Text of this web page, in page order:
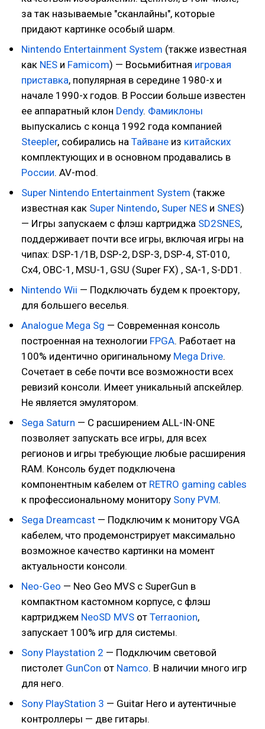
за так называемые "сканлайны", которые
придают картинке особый шарм.
Nintendo Entertainment System (также известная
как NES и Famicom) — Восьмибитная игровая
приставка, популярная в середине 1980-х и
начале 1990-х годов. В России больше известен
ее аппаратный клон Dendy. Фамиклоны
выпускались с конца 1992 года компанией
Steepler, собирались на Тайване из китайских
комплектующих и в основном продавались в
России. AV-mod.
Super Nintendo Entertainment System (также
известная как Super Nintendo, Super NES и SNES)
— Игры запускаем с флэш картриджа SD2SNES,
поддерживает почти все игры, включая игры на
чипах: DSP-1/1B, DSP-2, DSP-3, DSP-4, ST-010,
Cx4, OBC-1, MSU-1, GSU (Super FX) , SA-1, S-DD1.
Nintendo Wii — Подключать будем к проектору,
для большего веселья.
Analogue Mega Sg — Современная консоль
построенная на технологии FPGA. Работает на
100% идентично оригинальному Mega Drive.
Сочетает в себе почти все возможности всех
ревизий консоли. Имеет уникальный апскейлер.
Не является эмулятором.
Sega Saturn — С расширением ALL-IN-ONE
позволяет запускать все игры, для всех
регионов и игры требующие любые расширения
RAM. Консоль будет подключена
компонентным кабелем от RETRO gaming cables
к профессиональному монитору Sony PVM.
Sega Dreamcast — Подключим к монитору VGA
кабелем, что продемонстрирует максимально
возможное качество картинки на момент
актуальности консоли.
Neo-Geo — Neo Geo MVS с SuperGun в
компактном кастомном корпусе, с флэш
картриджем NeoSD MVS от Terraonion,
запускает 100% игр для системы.
Sony Playstation 2 — Подключим световой
пистолет GunCon от Namco. В наличии много игр
для него.
Sony PlayStation 3 — Guitar Hero и аутентичные
контроллеры — две гитары.